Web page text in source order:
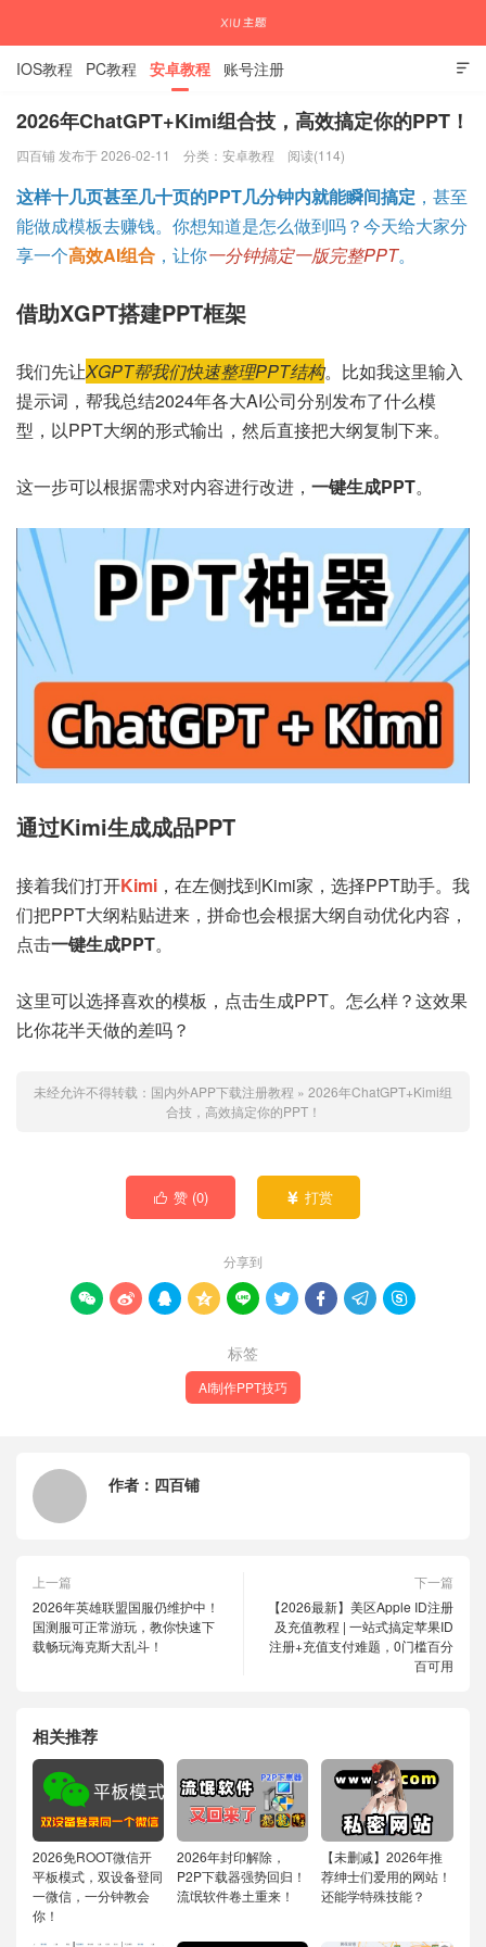

IOS教程 PC教程 安卓教程 账号注册
2026年ChatGPT+Kimi组合技，高效搞定你的PPT！
四百铺 发布于 2026-02-11 分类： 安卓教程 阅读(114)
这样十几页甚至几十页的PPT几分钟内就能瞬间搞定 ，甚至
能做成模板去赚钱。你想知道是怎么做到吗？今天给大家分
享一个高效AI组合 ，让你一分钟搞定一版完整PPT。
借助XGPT搭建PPT框架
我们先让XGPT帮我们快速整理PPT结构。比如我这里输入
提示词，帮我总结2024年各大AI公司分别发布了什么模
型，以PPT大纲的形式输出，然后直接把大纲复制下来。
这一步可以根据需求对内容进行改进， 一键生成PPT。
通过Kimi生成成品PPT
接着我们打开Kimi ，在左侧找到Kimi家，选择PPT助手。我
们把PPT大纲粘贴进来，拼命也会根据大纲自动优化内容，
点击一键生成PPT。
这里可以选择喜欢的模板，点击生成PPT。怎么样？这效果
比你花半天做的差吗？
未经允许不得转载： 国内外APP下载注册教程 » 2026年ChatGPT+Kimi组
合技，高效搞定你的PPT！
 赞 (0)  打赏
分享到
        
标签
AI制作PPT技巧
作者： 四百铺
上一篇
2026年英雄联盟国服仍维护中！
国测服可正常游玩，教你快速下
载畅玩海克斯大乱斗！
下一篇
【2026最新】美区Apple ID注册
及充值教程 | 一站式搞定苹果ID
注册+充值支付难题，0门槛百分
百可用
相关推荐
2026免ROOT微信开
平板模式，双设备登同
一微信，一分钟教会
你！
2026年封印解除，
P2P下载器强势回归！
流氓软件卷土重来！
【未删减】2026年推
荐绅士们爱用的网站！
还能学特殊技能？